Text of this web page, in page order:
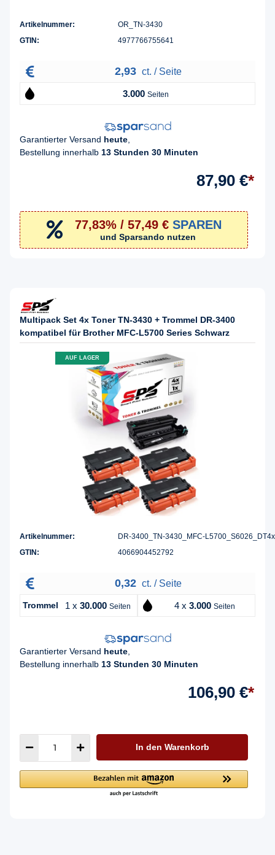
Artikelnummer:
OR_TN-3430
GTIN:
4977766755641
2,93 ct. / Seite
3.000 Seiten
Garantierter Versand heute
Bestellung innerhalb 13 Stunden 30 Minuten
87,90 €*
77,83% / 57,49 € SPAREN
und Sparsando nutzen
Multipack Set 4x Toner TN-3430 + Trommel DR-3400
kompatibel für Brother MFC-L5700 Series Schwarz
AUF LAGER
Artikelnummer:
DR-3400_TN-3430_MFC-L5700_S6026_DT4x
GTIN:
4066904452792
0,32 ct. / Seite
Trommel 1 x 30.000 Seiten 4 x 3.000 Seiten
Garantierter Versand heute
Bestellung innerhalb 13 Stunden 30 Minuten
106,90 €*
In den Warenkorb